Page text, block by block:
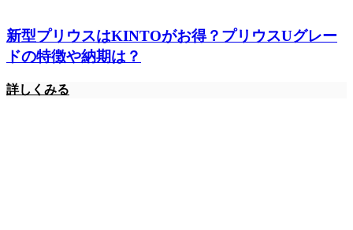
新型プリウスはKINTOがお得？プリウスUグレー
ドの特徴や納期は？
詳しくみる